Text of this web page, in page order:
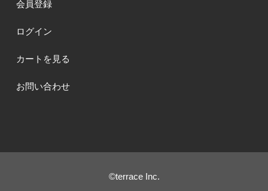
会員登録
ログイン
カートを見る
お問い合わせ
©terrace Inc.